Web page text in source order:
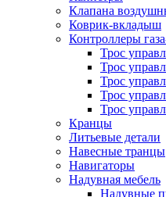
Клапана
Коврик-вкладыш
Контроллеры
Трос
Трос
Трос
Трос
Трос
Кранцы
Литьевые детали
Навесные транцы
Навигаторы
Надувная мебель
Надувные